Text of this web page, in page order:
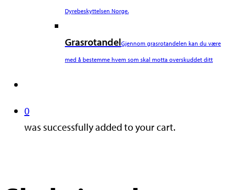
Dyrebeskyttelsen Norge.
GrasrotandelGjennom grasrotandelen kan du være
med å bestemme hvem som skal motta overskuddet ditt
0
was successfully added to your cart.